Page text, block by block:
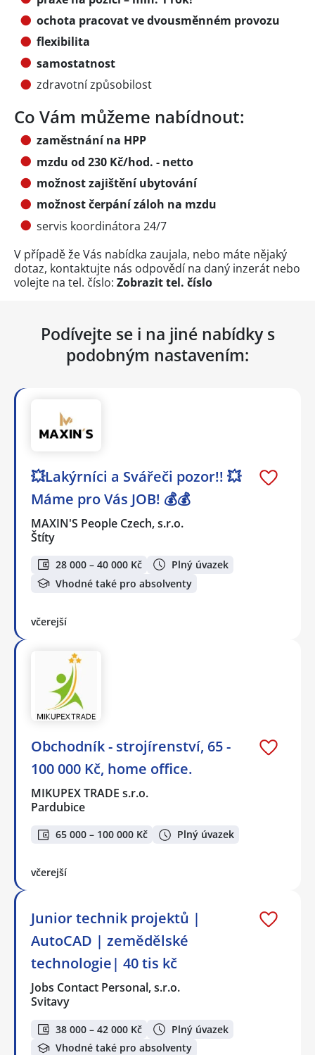
ochota pracovat ve dvousměnném provozu
flexibilita
samostatnost
zdravotní způsobilost
Co Vám můžeme nabídnout:
zaměstnání na HPP
mzdu od 230 Kč/hod. - netto
možnost zajištění ubytování
možnost čerpání záloh na mzdu
servis koordinátora 24/7
V případě že Vás nabídka zaujala, nebo máte nějaký
dotaz, kontaktujte nás odpovědí na daný inzerát nebo
volejte na tel. číslo: Zobrazit tel. číslo
Podívejte se i na jiné nabídky s
podobným nastavením:
💥Lakýrníci a Svářeči pozor!! 💥
Máme pro Vás JOB! 💰💰
MAXIN'S People Czech, s.r.o.
Štíty
28 000 – 40 000 Kč
Plný úvazek
Vhodné také pro absolventy
včerejší
Obchodník - strojírenství, 65 -
100 000 Kč, home office.
MIKUPEX TRADE s.r.o.
Pardubice
65 000 – 100 000 Kč Plný úvazek
včerejší
Junior technik projektů |
AutoCAD | zemědělské
technologie| 40 tis kč
Jobs Contact Personal, s.r.o.
Svitavy
38 000 – 42 000 Kč
Plný úvazek
Vhodné také pro absolventy